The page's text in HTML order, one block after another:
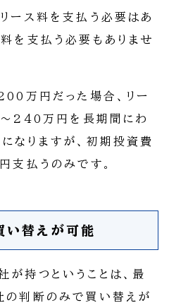
ース料を支払う必要はあ
を支払う必要もありませ
万円だった場合、リー
240万円を長期間にわ
なりますが、初期投資費
払うのみです。
い替えが可能
持つということは、最
の判断のみで買い替えが